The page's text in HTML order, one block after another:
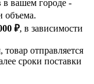
в вашем городе -
объема.
₽, в зависимости
, товар отправляется
сроки поставки